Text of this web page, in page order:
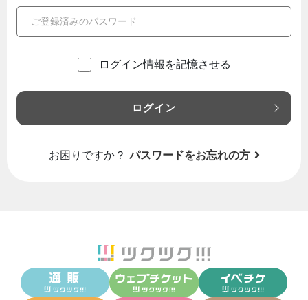
ログイン情報を記憶させる
ログイン
お困りですか？ パスワードをお忘れの方